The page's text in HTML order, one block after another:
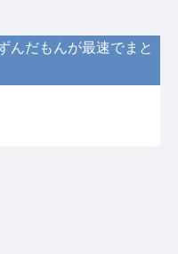
んだもんが最速でまと